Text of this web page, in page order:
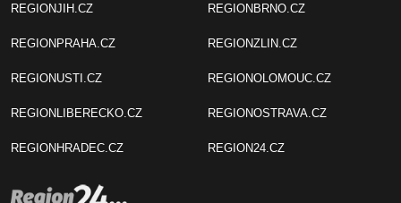
REGIONJIH.CZ
REGIONPRAHA.CZ
REGIONUSTI.CZ
REGIONLIBERECKO.CZ
REGIONHRADEC.CZ
REGIONBRNO.CZ
REGIONZLIN.CZ
REGIONOLOMOUC.CZ
REGIONOSTRAVA.CZ
REGION24.CZ